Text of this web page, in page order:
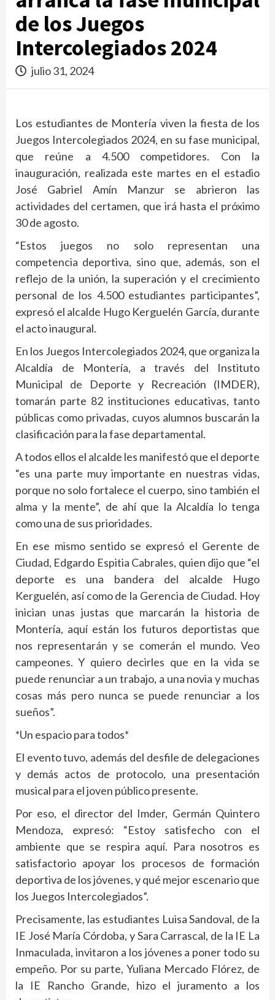
de los Juegos
Intercolegiados 2024
julio 31, 2024
Los estudiantes de Montería viven la fiesta de los
Juegos Intercolegiados 2024, en su fase municipal,
que reúne a 4.500 competidores. Con la
inauguración, realizada este martes en el estadio
José Gabriel Amín Manzur se abrieron las
actividades del certamen, que irá hasta el próximo
30 de agosto.
“Estos juegos no solo representan una
competencia deportiva, sino que, además, son el
reflejo de la unión, la superación y el crecimiento
personal de los 4.500 estudiantes participantes”,
expresó el alcalde Hugo Kerguelén García, durante
el acto inaugural.
En los Juegos Intercolegiados 2024, que organiza la
Alcaldía de Montería, a través del Instituto
Municipal de Deporte y Recreación (IMDER),
tomarán parte 82 instituciones educativas, tanto
públicas como privadas, cuyos alumnos buscarán la
clasificación para la fase departamental.
A todos ellos el alcalde les manifestó que el deporte
“es una parte muy importante en nuestras vidas,
porque no solo fortalece el cuerpo, sino también el
alma y la mente”, de ahí que la Alcaldía lo tenga
como una de sus prioridades.
En ese mismo sentido se expresó el Gerente de
Ciudad, Edgardo Espitia Cabrales, quien dijo que “el
deporte es una bandera del alcalde Hugo
Kerguelén, así como de la Gerencia de Ciudad. Hoy
inician unas justas que marcarán la historia de
Montería, aquí están los futuros deportistas que
nos representarán y se comerán el mundo. Veo
campeones. Y quiero decirles que en la vida se
puede renunciar a un trabajo, a una novia y muchas
cosas más pero nunca se puede renunciar a los
sueños”.
*Un espacio para todos*
El evento tuvo, además del desfile de delegaciones
y demás actos de protocolo, una presentación
musical para el joven público presente.
Por eso, el director del Imder, Germán Quintero
Mendoza, expresó: “Estoy satisfecho con el
ambiente que se respira aquí. Para nosotros es
satisfactorio apoyar los procesos de formación
deportiva de los jóvenes, y qué mejor escenario que
los Juegos Intercolegiados”.
Precisamente, las estudiantes Luisa Sandoval, de la
IE José María Córdoba, y Sara Carrascal, de la IE La
Inmaculada, invitaron a los jóvenes a poner todo su
empeño. Por su parte, Yuliana Mercado Flórez, de
la IE Rancho Grande, hizo el juramento a los